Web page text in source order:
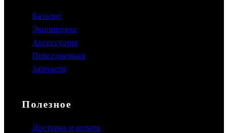
Каталог
Экипировка
Аксессуары
Повседневная
Запчасти
Полезное
Доставка и оплата